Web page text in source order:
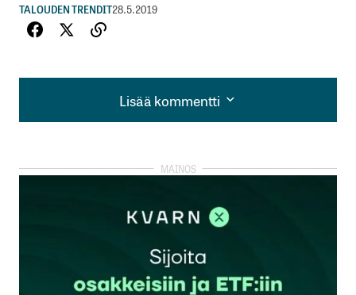
TALOUDEN TRENDIT28.5.2019
Lisää kommentti
Lisää kommentti
kirjautua
rekisteröityä